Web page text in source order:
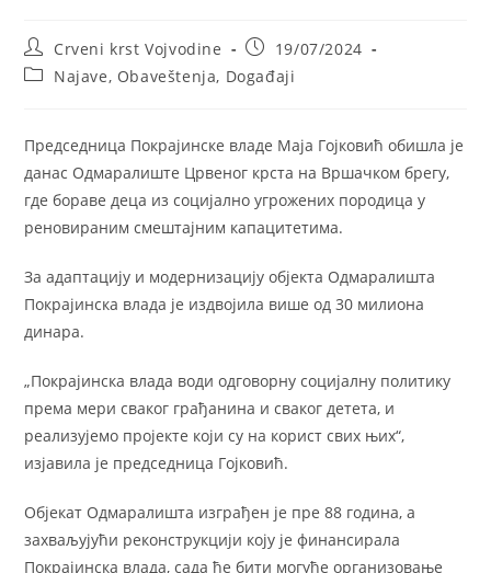
Post
author:
Crveni krst Vojvodine
Post
published:
19/07/2024
PostNajave, Obaveštenja, Događaji
Председница Покрајинске владе Маја Гојковић обишла је
данас Одмаралиште Црвеног крста на Вршачком брегу,
где бораве деца из социјално угрожених породица у
реновираним смештајним капацитетима.
За адаптацију и модернизацију објекта Одмаралишта
Покрајинска влада је издвојила више од 30 милиона
динара.
„Покрајинска влада води одговорну социјалну политику
према мери сваког грађанина и сваког детета, и
реализујемо пројекте који су на корист свих њих“,
изјавила је председница Гојковић.
Објекат Одмаралишта изграђен је пре 88 година, а
захваљујући реконструкцији коју је финансирала
Покрајинска влада, сада ће бити могуће организовање